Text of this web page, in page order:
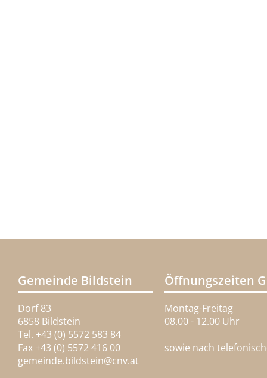
Gemeinde Bildstein
Dorf 83
6858 Bildstein
Tel. +43 (0) 5572 583 84
Fax +43 (0) 5572 416 00
gemeinde.bildstein@cnv.at
Öffnungszeiten
Montag-Freitag
08.00 - 12.00 Uhr
sowie nach